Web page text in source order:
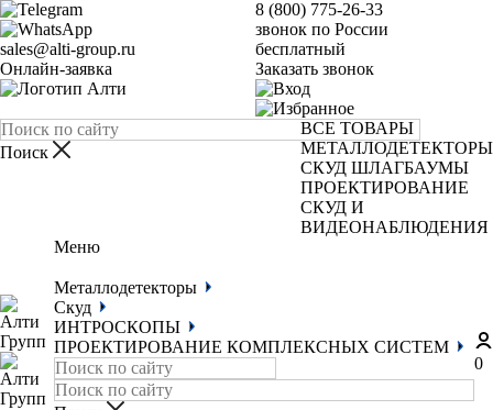
sales@alti-group.ru
Онлайн-заявка
8 (800) 775-26-33
звонок по России
бесплатный
Заказать звонок
ВСЕ ТОВАРЫ
МЕТАЛЛОДЕТЕКТОРЫ
СКУД ШЛАГБАУМЫ
ПРОЕКТИРОВАНИЕ
СКУД И
ВИДЕОНАБЛЮДЕНИЯ
Меню
Металлодетекторы
Скуд
ИНТРОСКОПЫ
ПРОЕКТИРОВАНИЕ КОМПЛЕКСНЫХ СИСТЕМ
0